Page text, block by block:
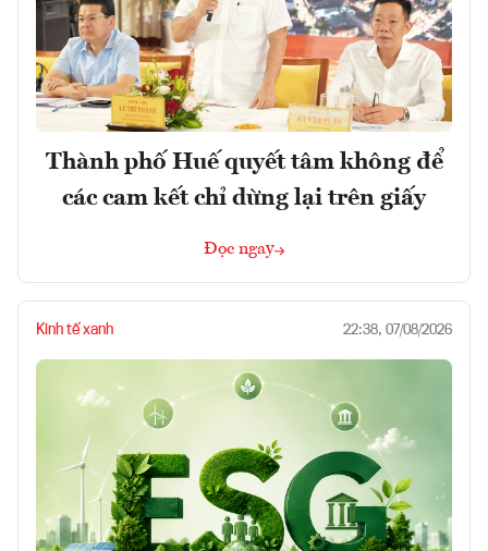
Thành phố Huế quyết tâm không để
các cam kết chỉ dừng lại trên giấy
Đọc ngay
Kinh tế xanh 22:38, 07/08/2026